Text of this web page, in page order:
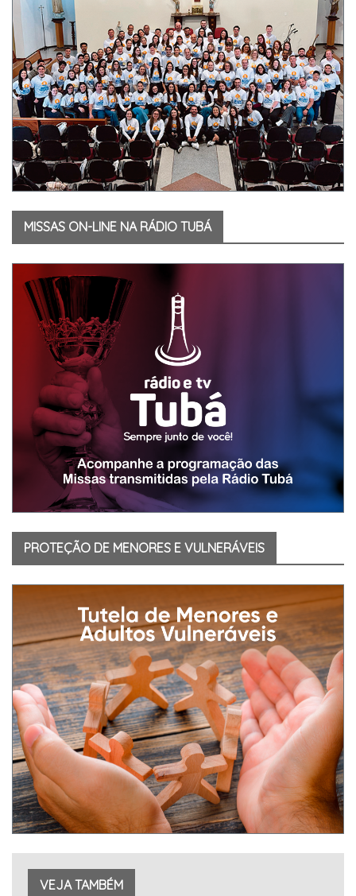
MISSAS ON-LINE NA RÁDIO TUBÁ
PROTEÇÃO DE MENORES E VULNERÁVEIS
VEJA TAMBÉM